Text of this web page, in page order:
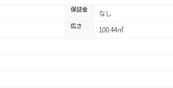
保証金 なし
広さ 100.44㎡